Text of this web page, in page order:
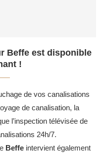
Beffe est disponible
!
de vos canalisations
de canalisation, la
l’inspection télévisée de
24h/7.
Beffeintervient également